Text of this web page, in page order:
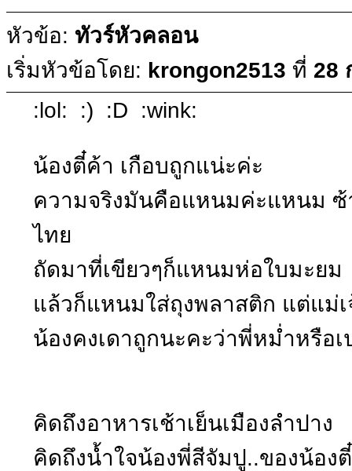
หัวข้อ: ทัวร์หัวคลอน
เริ่มหัวข้อโดย: krongon2513 ที่ 28
:lol: :) :D :wink:
น้องตี๋ค้า เกือบถูกแน่ะค่ะ
ความจริงมันคือแหนมค่ะแหนม
ไทย
ถัดมาที่เขียวๆก็แหนมห่อใบมะยม
แล้วก็แหนมใส่ถุงพลาสติก แต่แม่
น้องคงเดาถูกนะคะว่าพี่หม่ำหรือเ
คิดถึงอาหารเช้าเย็นเมืองลำปาง
คิดถึงน้ำใจน้องพี่สีจัมปู..ของน้องตี๋